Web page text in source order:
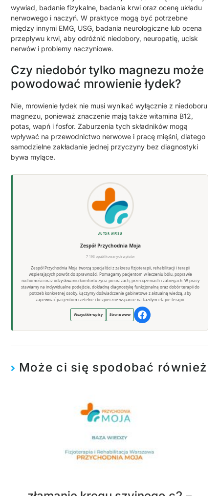
wywiad, badanie fizykalne, badania krwi oraz ocenę układu
nerwowego i naczyń. W praktyce mogą być potrzebne
między innymi EMG, USG, badania neurologiczne lub ocena
przepływu krwi, aby odróżnić niedobory, neuropatię, ucisk
nerwów i problemy naczyniowe.
Czy niedobór tylko magnezu może
powodować mrowienie łydek?
Nie, mrowienie łydek nie musi wynikać wyłącznie z niedoboru
magnezu, ponieważ znaczenie mają także witamina B12,
potas, wapń i fosfor. Zaburzenia tych składników mogą
wpływać na przewodnictwo nerwowe i pracę mięśni, dlatego
samodzielne zakładanie jednej przyczyny bez diagnostyki
bywa mylące.
AUTOR WPISU
Zespół Przychodnia Moja
7 193 opublikowanych wpisów
Zespół Przychodnia Moja tworzą specjaliści z zakresu fizjoterapii, rehabilitacji i terapii
wspierających powrót do sprawności. Pomagamy pacjentom w leczeniu bólu, poprawie
ruchomości oraz odzyskiwaniu komfortu życia po urazach, przeciążeniach i zabiegach. W pracy
stawiamy na indywidualne podejście, dokładną diagnostykę funkcjonalną oraz dobór terapii do
potrzeb konkretnej osoby. Łączymy doświadczenie gabinetowe z aktualną wiedzą, aby
zapewniać pacjentom rzetelne i bezpieczne wsparcie na każdym etapie terapii.
Wszystkie wpisy Strona www
Może ci się spodobać również